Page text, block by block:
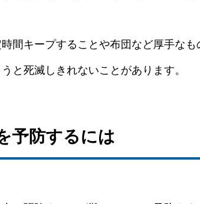
間キープすることや布団など厚手な
と死滅しきれないことがあります。
予防するには